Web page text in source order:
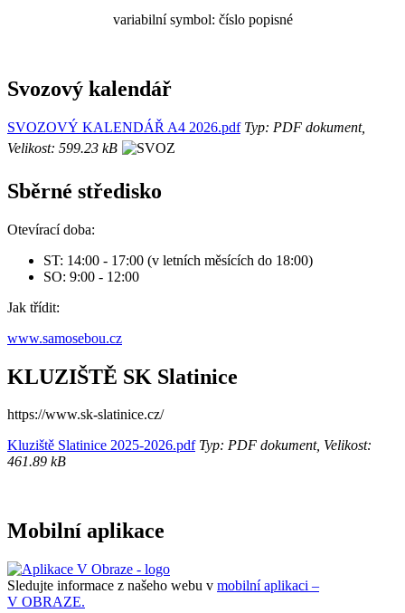
variabilní symbol: číslo popisné
Svozový kalendář
SVOZOVÝ KALENDÁŘ A4 2026.pdfTyp: PDF dokument,
Velikost: 599.23 kB
Sběrné středisko
Otevírací doba:
ST: 14:00 - 17:00 (v letních měsících do 18:00)
SO: 9:00 - 12:00
Jak třídit:
www.samosebou.cz
KLUZIŠTĚ SK Slatinice
https://www.sk-slatinice.cz/
Kluziště Slatinice 2025-2026.pdfTyp: PDF dokument, Velikost:
461.89 kB
Mobilní aplikace
Sledujte informace z našeho webu v mobilní aplikaci –
V OBRAZE.